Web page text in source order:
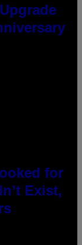
for
Exist,